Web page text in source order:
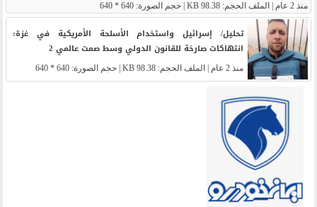
منذ 2 عام | الملف الحجم: 98.38 KB | حجم الصورة: 640 * 640
تحليل/ إسرائيل واستخدام الأسلحة الأمريكية في غزة:
انتهاكات صارخة للقانون الدولي وسط صمت عالمي 2
منذ 2 عام | الملف الحجم: 98.38 KB | حجم الصورة: 640 * 640